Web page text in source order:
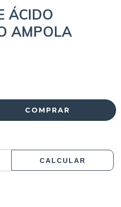
ÁCIDO
AMPOLA
CALCULAR